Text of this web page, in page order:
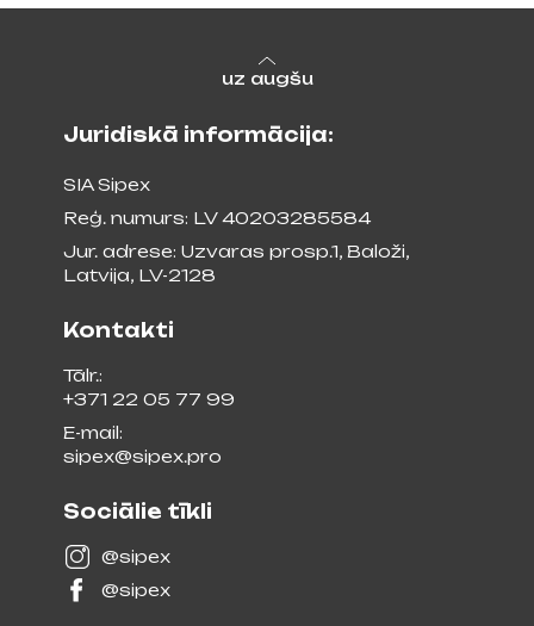
Juridiskā informācija:
SIA Sipex
Reģ. numurs: LV 40203285584
Jur. adrese: Uzvaras prosp.1, Baloži,
Latvija, LV-2128
Kontakti
Tālr.:
+371 22 05 77 99
E-mail:
sipex@sipex.pro
uz augšu
Sociālie tīkli
@sipex
@sipex